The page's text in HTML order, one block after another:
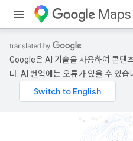
Google은 AI 기술을 사용하여 콘텐
다. AI 번역에는 오류가 있을 수 있습